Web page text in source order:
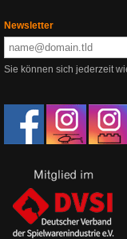
Newsletter
Sie können sich jederzeit